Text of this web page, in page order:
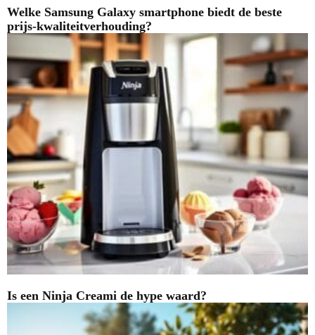
Welke Samsung Galaxy smartphone biedt de beste
prijs-kwaliteitverhouding?
Is een Ninja Creami de hype waard?